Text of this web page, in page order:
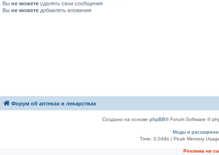
Вы не можете удалять свои сообщения
Вы не можете добавлять вложения
Форум об аптеках и лекарствах
Создано на основе phpBB® Forum Software ©
Моды и
Time: 0.048s| Peak Memory
Рeклама на